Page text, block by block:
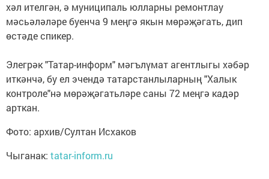
хәл ителгән, ә муниципаль юлларны ремонтлау
мәсьәләләре буенча 9 меңгә якын мөрәҗәгать, дип
өстәде спикер.
Элегрәк "Татар-информ" мәгълүмат агентлыгы хәбәр
иткәнчә, бу ел эчендә татарстанлыларның "Халык
контроле"нә мөрәҗәгатьләре саны 72 меңгә кадәр
арткан.
Фото: архив/Султан Исхаков
Чыганак: tatar-inform.ru